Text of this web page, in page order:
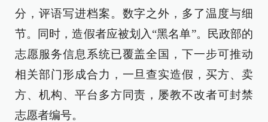
分，评语写进档案。数字之外，多了温度与细
节。同时，造假者应被划入“黑名单”。民政部的
志愿服务信息系统已覆盖全国，下一步可推动
相关部门形成合力，一旦查实造假，买方、卖
方、机构、平台多方同责，屡教不改者可封禁
志愿者编号。